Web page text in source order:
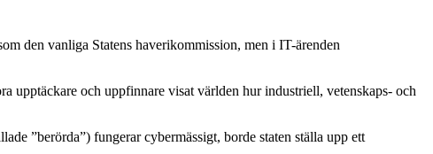
den vanliga Statens haverikommission, men i IT-ärenden
upptäckare och uppfinnare visat världen hur industriell, vetenskaps- och
”berörda”) fungerar cybermässigt, borde staten ställa upp ett